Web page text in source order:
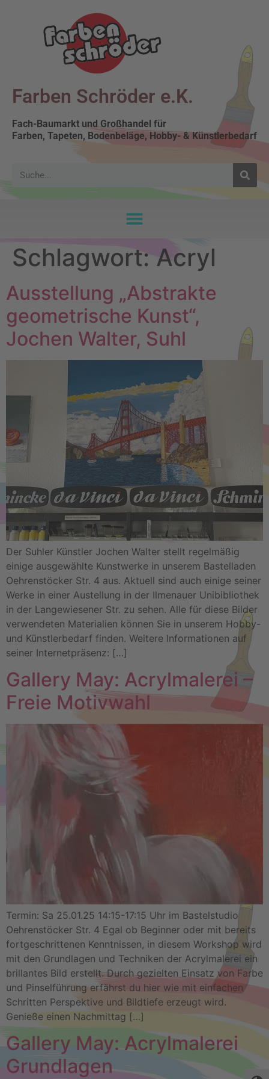
Farben Schröder e.K.
Fach-Baumarkt und Großhandel für
Farben, Tapeten, Bodenbeläge, Hobby- & Künstlerbedarf
Schlagwort: Acryl
Ausstellung „Abstrakte
geometrische Kunst“,
Jochen Walter, Suhl
Der Suhler Künstler Jochen Walter stellt regelmäßig
einige ausgewählte Kunstwerke in unserem Bastelladen
Oehrenstöcker Str. 4 aus. Aktuell sind auch einige seiner
Werke in einer Austellung in der Ilmenauer Unibibliothek
in der Langewiesener Str. zu sehen. Alle für diese Bilder
verwendeten Materialien können Sie in unserem Hobby-
und Künstlerbedarf finden. Weitere Informationen auf
seiner Internetpräsenz: […]
Gallery May: Acrylmalerei –
Freie Motivwahl
Termin: Sa 25.01.25 14:15-17:15 Uhr im Bastelstudio
Oehrenstöcker Str. 4 Egal ob Beginner oder mit bereits
fortgeschrittenen Kenntnissen, in diesem Workshop wird
mit den Grundlagen und Techniken der Acrylmalerei ein
brillantes Bild erstellt. Durch gezielten Einsatz von Farbe
und Pinselführung erfährst du hier wie mit einfachen
Schritten Perspektive und Bildtiefe erzeugt wird.
Genieße einen Nachmittag […]
Gallery May: Acrylmalerei
Grundlagen